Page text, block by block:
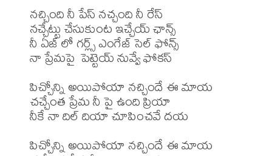
నచ్చింది నీ పేస్ నచ్చంది నీ రేస్
నచ్చేట్టు చేసుకుంట ఇచ్చేయ్ ఛాన్స్
నీ ఏజ్ లో గర్ల్స్ ఎంగేజ్ సెల్ ఫోన్స్
నా ప్రేమపై  పెట్టెయ్ నువ్వే ఫోకస్
పిచ్చోన్ని అయిపోయా నచ్చిందే ఈ మాయ
చచ్చేంత ప్రేమ నీ పై ఉంది ప్రియా
నీకే నా దిల్ దియా చూపించవే దయ
పిచ్చోన్ని అయిపోయా నచ్చిందే ఈ మాయ